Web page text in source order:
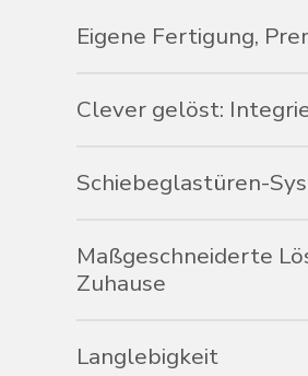
Eigene Fertigung,
und ein modernes Design.
Clever gelöst:
trockene Stunden im Freien,
Schiebeglastüren-
nutzbaren Raum Ihres
Ausblick. Die gehärteten
verschieben. Das System
Maßgeschneiderte
Zuhause
Ihres Hauses anpassen.
Langlebigkeit